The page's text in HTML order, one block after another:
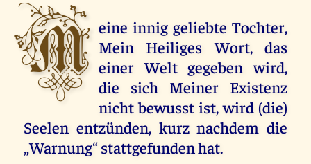
M eine innig geliebte Tochter,
Mein Heiliges Wort, das
einer Welt gegeben wird,
die sich Meiner Existenz
nicht bewusst ist, wird (die)
Seelen entzünden, kurz nachdem die
„Warnung“ stattgefunden hat.